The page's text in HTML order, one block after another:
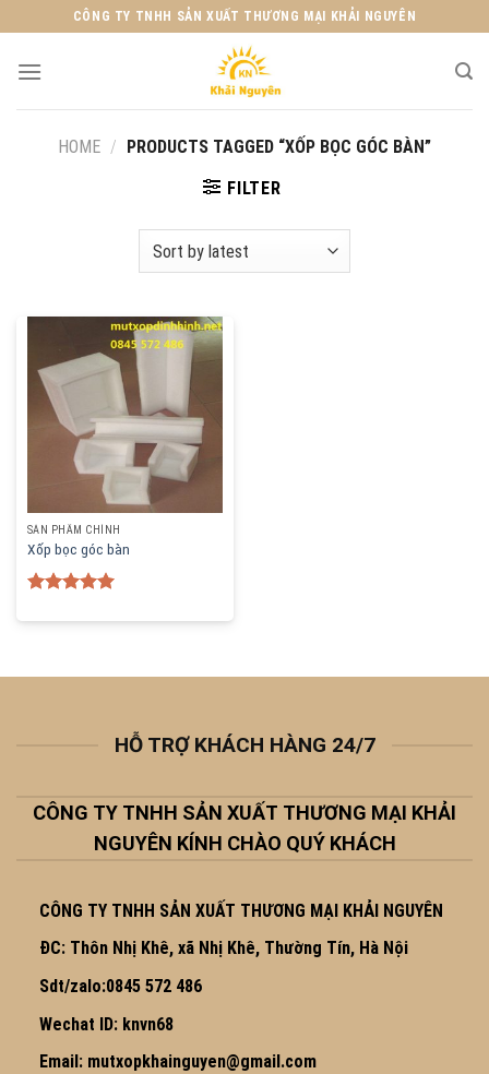
to
content
CÔNG TY TNHH SẢN XUẤT THƯƠNG MẠI KHẢI NGUYÊN
HOME / PRODUCTS TAGGED “XỐP BỌC GÓC BÀN”
FILTER
SẢN PHẨM CHÍNH
Xốp bọc góc bàn
out of 5
HỖ TRỢ KHÁCH HÀNG 24/7
CÔNG TY TNHH SẢN XUẤT THƯƠNG MẠI KHẢI
NGUYÊN KÍNH CHÀO QUÝ KHÁCH
CÔNG TY TNHH SẢN XUẤT THƯƠNG MẠI KHẢI NGUYÊN
ĐC: Thôn Nhị Khê, xã Nhị Khê, Thường Tín, Hà Nội
Sdt/zalo:0845 572 486
Wechat ID: knvn68
Email: mutxopkhainguyen@gmail.com